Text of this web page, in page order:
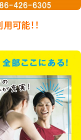
可能！！